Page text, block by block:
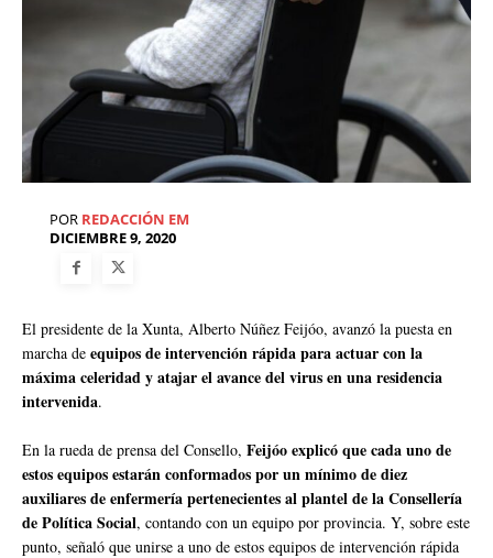
POR REDACCIÓN EM
DICIEMBRE 9, 2020
El presidente de la Xunta, Alberto Núñez Feijóo, avanzó la puesta en
marcha de equipos de intervención rápida para actuar con la
máxima celeridad y atajar el avance del virus en una residencia
intervenida.
En la rueda de prensa del Consello, Feijóo explicó que cada uno de
estos equipos estarán conformados por un mínimo de diez
auxiliares de enfermería pertenecientes al plantel de la Consellería
de Política Social, contando con un equipo por provincia. Y, sobre este
punto, señaló que unirse a uno de estos equipos de intervención rápida